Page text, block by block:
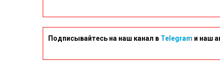
Подписывайтесь на наш канал в Telegram и наш